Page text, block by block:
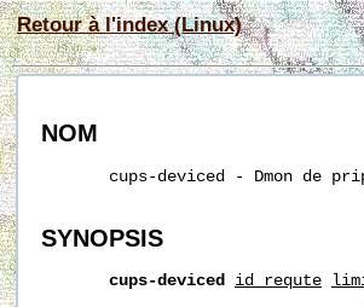
Retour à l'index (Linux)
NOM
cups-deviced - Dmon de
SYNOPSIS
cups-deviced id_requte